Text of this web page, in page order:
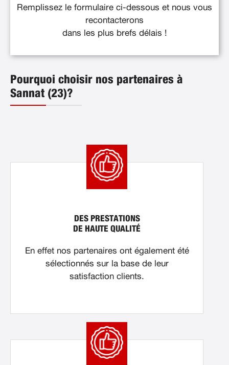
Remplissez le formulaire ci-dessous et nous vous
recontacterons
dans les plus brefs délais !
Pourquoi choisir nos partenaires à
Sannat (23)?
DES PRESTATIONS
DE HAUTE QUALITÉ
En effet nos partenaires ont également été
sélectionnés sur la base de leur
satisfaction clients.